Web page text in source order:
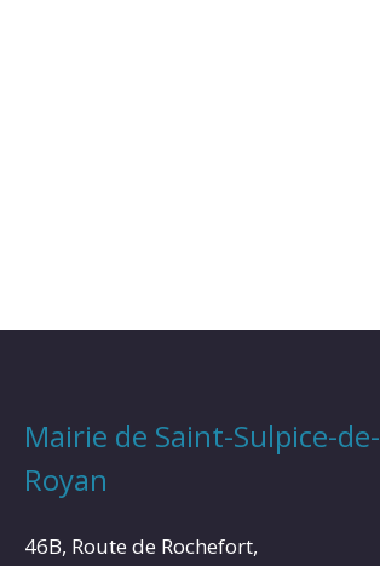
Mairie de Saint-Sulpice-de-
Royan
46B, Route de Rochefort,